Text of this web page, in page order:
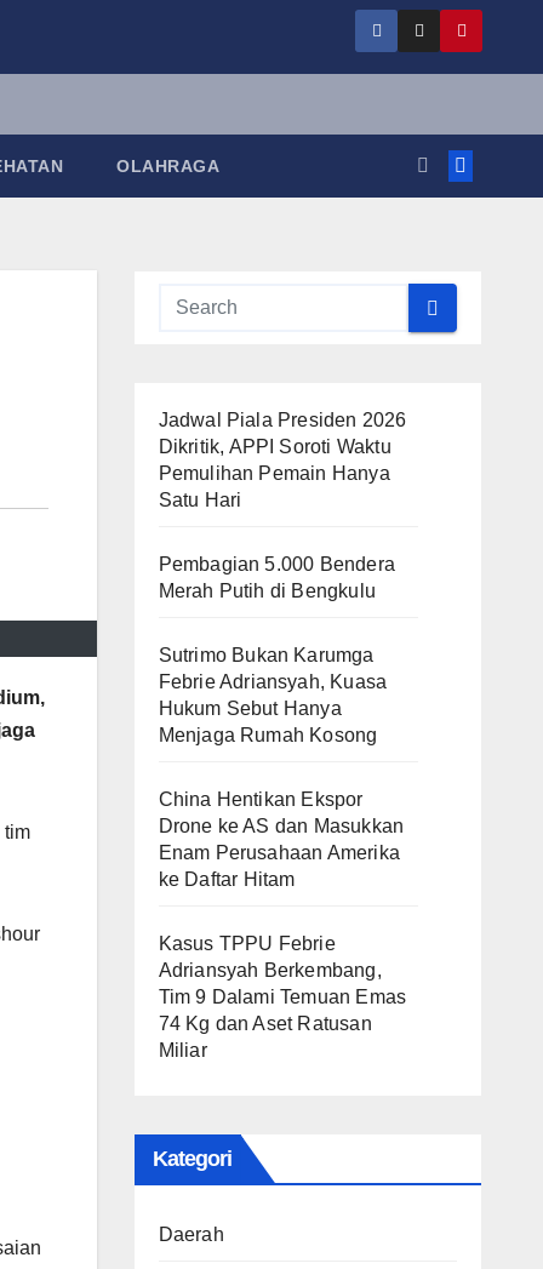
OLAHRAGA
tim
Jadwal Piala Presiden 2026
Dikritik, APPI Soroti Waktu
Pemulihan Pemain Hanya
Satu Hari
Pembagian 5.000 Bendera
Merah Putih di Bengkulu
Sutrimo Bukan Karumga
Febrie Adriansyah, Kuasa
Hukum Sebut Hanya
Menjaga Rumah Kosong
China Hentikan Ekspor
Drone ke AS dan Masukkan
Enam Perusahaan Amerika
ke Daftar Hitam
Kasus TPPU Febrie
Adriansyah Berkembang,
Tim 9 Dalami Temuan Emas
74 Kg dan Aset Ratusan
Miliar
Kategori
Daerah